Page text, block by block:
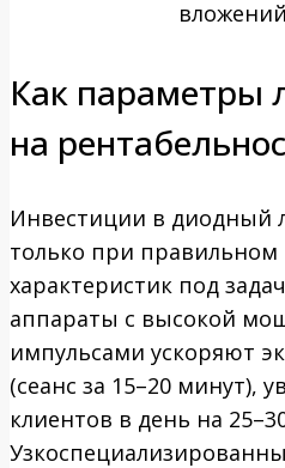
Как параметры
на
Инвестиции в диодный
только при правильном
характеристик под
аппараты с высокой
импульсами ускоряют
(сеанс за 15–20 минут),
клиентов в день на